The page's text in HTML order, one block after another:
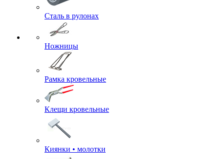
Сталь в рулонах
Ножницы
Рамка кровельные
Клещи кровельные
Киянки • молотки